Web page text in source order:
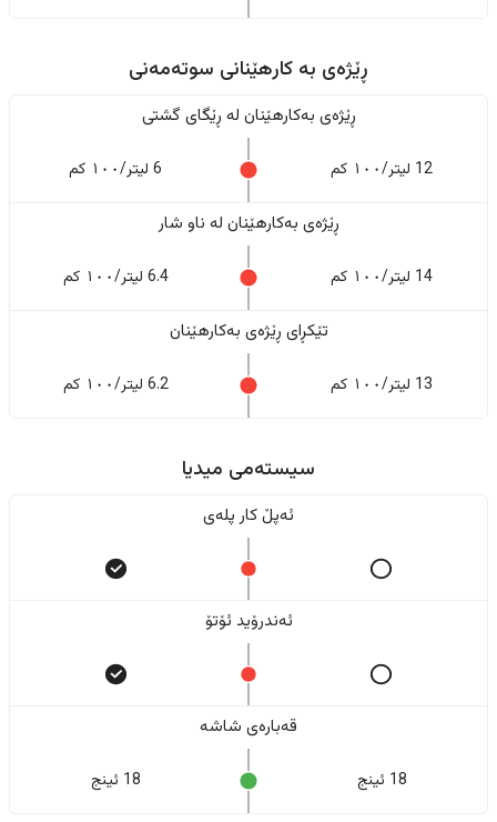
ڕێژەى به کارهێنانی سوتەمەنی
ڕێژەى بەکارهێنان له ڕێگای گشتی
12 لیتر/١٠٠ کم 6 لیتر/١٠٠ کم
ڕێژەى بەکارهێنان له ناو شار
14 لیتر/١٠٠ کم 6.4 لیتر/١٠٠ کم
تێکڕای ڕێژەى بەکارهێنان
13 لیتر/١٠٠ کم 6.2 لیتر/١٠٠ کم
سیستەمی میدیا
ئەپڵ کار پلەی
ئەندرۆید ئۆتۆ
قەبارەی شاشە
18 ئینج 18 ئینج